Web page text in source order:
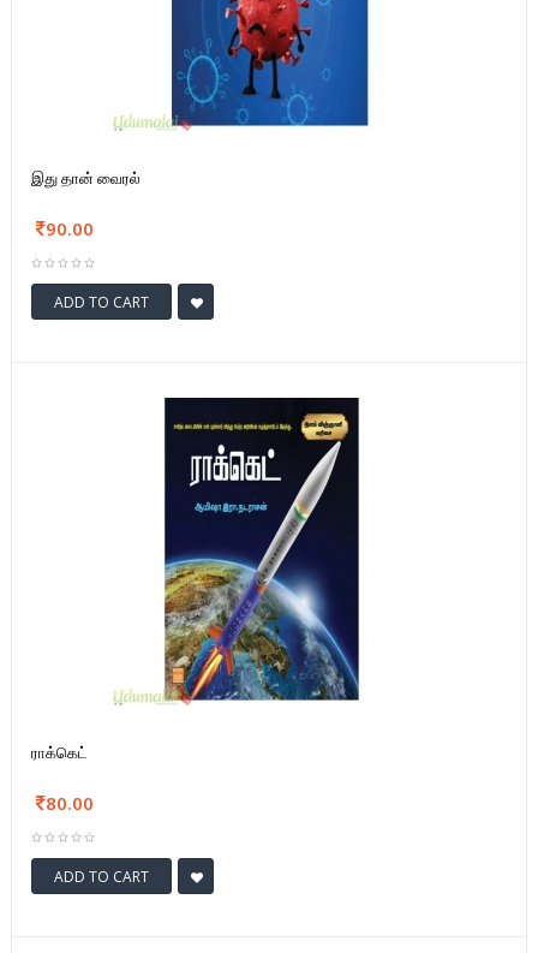
இது தான் வைரல்
90.00
ADD TO CART
ராக்கெட்
80.00
ADD TO CART